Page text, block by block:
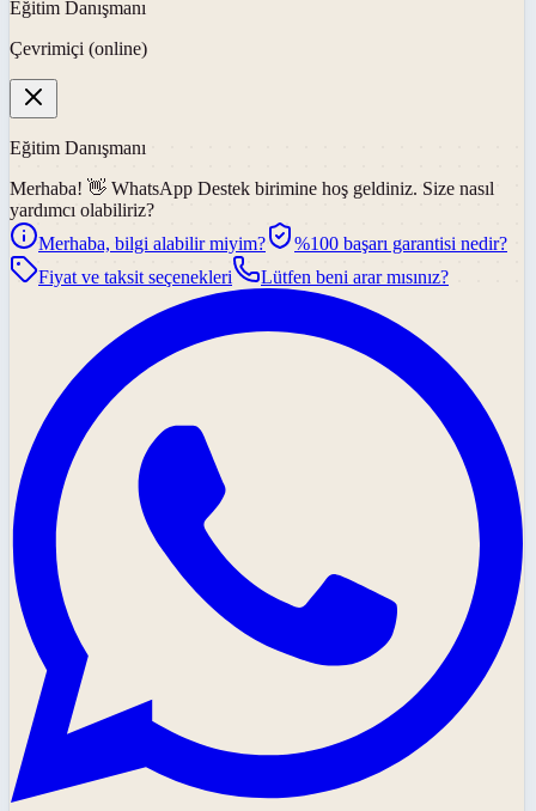
Eğitim Danışmanı
Çevrimiçi (online)
Eğitim Danışmanı
Merhaba! 👋 WhatsApp Destek birimine hoş geldiniz. Size nasıl
yardımcı olabiliriz?
Merhaba, bilgi alabilir miyim?
%100 başarı garantisi nedir?
Fiyat ve taksit seçenekleri
Lütfen beni arar mısınız?